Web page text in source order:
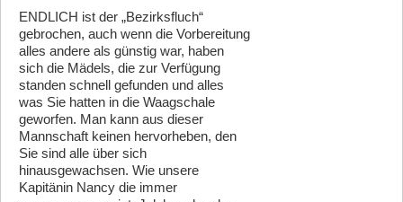
ENDLICH ist der „Bezirksfluch“
gebrochen, auch wenn die Vorbereitung
alles andere als günstig war, haben
sich die Mädels, die zur Verfügung
standen schnell gefunden und alles
was Sie hatten in die Waagschale
geworfen. Man kann aus dieser
Mannschaft keinen hervorheben, den
Sie sind alle über sich
hinausgewachsen. Wie unsere
Kapitänin Nancy die immer